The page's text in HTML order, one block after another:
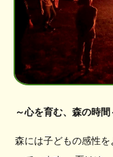
～心を育む、森の時
森には子どもの感性